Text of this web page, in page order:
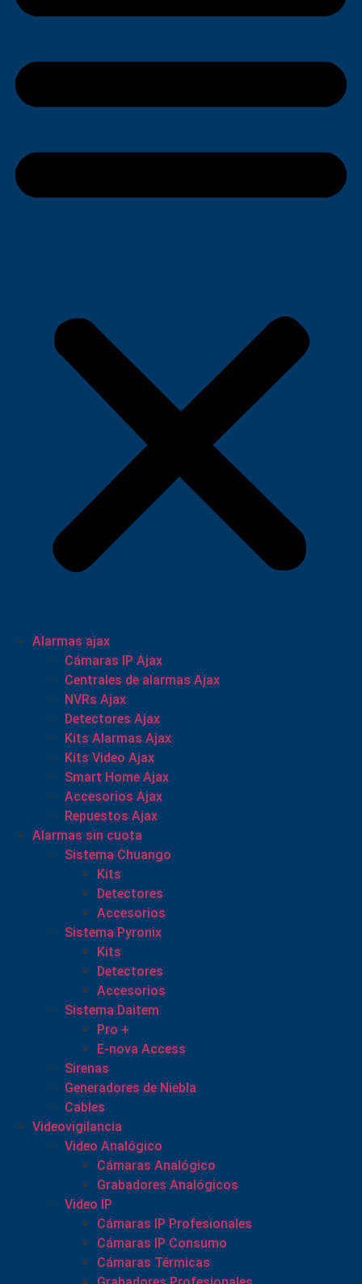
Alarmas ajax
Cámaras IP Ajax
Centrales de alarmas Ajax
NVRs Ajax
Detectores Ajax
Kits Alarmas Ajax
Kits Video Ajax
Smart Home Ajax
Accesorios Ajax
Repuestos Ajax
Alarmas sin cuota
Sistema Chuango
Kits
Detectores
Accesorios
Sistema Pyronix
Kits
Detectores
Accesorios
Sistema Daitem
Pro +
E-nova Access
Sirenas
Generadores de Niebla
Cables
Videovigilancia
Video Analógico
Cámaras Analógico
Grabadores Analógicos
Video IP
Cámaras IP Profesionales
Cámaras IP Consumo
Cámaras Térmicas